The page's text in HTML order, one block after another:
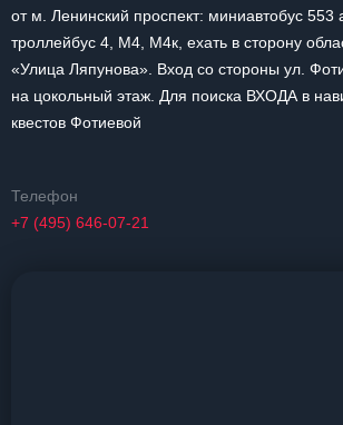
от м. Ленинский проспект: миниавтобус 553
троллейбус 4, М4, М4к, ехать в сторону
«Улица Ляпунова». Вход со стороны ул.
на цокольный этаж. Для поиска ВХОДА в
квестов Фотиевой
Телефон
+7 (495) 646-07-21